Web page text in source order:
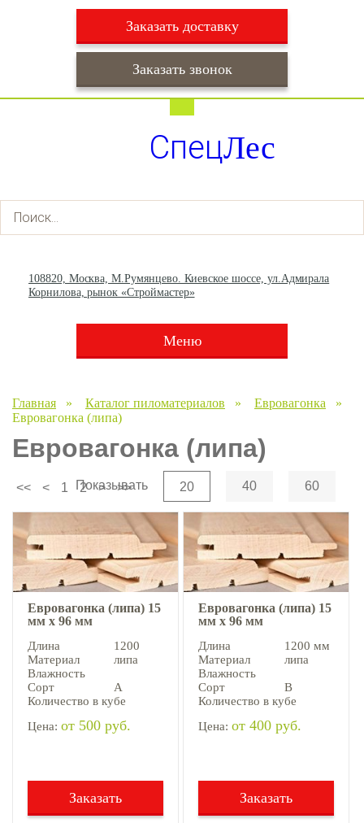
Заказать доставку
Заказать звонок
+7 (495) 003-36-93
СпецЛес
108820, Москва, М.Румянцево. Киевское шоссе, ул.Адмирала
Корнилова, рынок «Строймастер»
Меню
Главная » Каталог пиломатериалов » Евровагонка »
Евровагонка (липа)
Евровагонка (липа)
<< < 1 2 > >>
Показывать 20 40 60
Евровагонка (липа) 15
мм х 96 мм
Длина
1200
Материал
липа
Влажность
Сорт
А
Количество в кубе
Цена: от 500 руб.
Заказать
Евровагонка (липа) 15
мм х 96 мм
Длина
1200 мм
Материал
липа
Влажность
Сорт
В
Количество в кубе
Цена: от 400 руб.
Заказать